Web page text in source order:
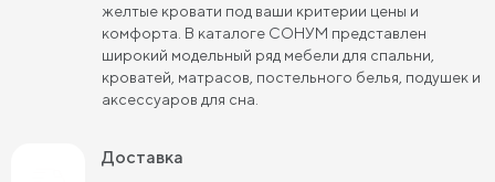
Двуспальные кровати 140х190 см
Двуспальные кровати 140х200 см
Двуспальные кровати 160х200 см
желтые кровати под ваши критерии цены и
комфорта. В каталоге СОНУМ представлен
широкий модельный ряд мебели для спальни,
кроватей, матрасов, постельного белья, подушек и
аксессуаров для сна.
Доставка